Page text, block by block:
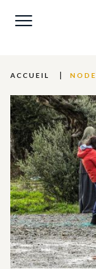
ACCUEIL NODE